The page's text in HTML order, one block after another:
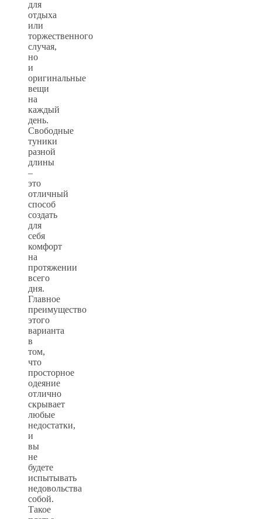
для
отдыха
или
торжественного
случая,
но
и
оригинальные
вещи
на
каждый
день.
Свободные
туники
разной
длины
–
это
отличный
способ
создать
для
себя
комфорт
на
протяжении
всего
дня.
Главное
преимущество
этого
варианта
в
том,
что
просторное
одеяние
отлично
скрывает
любые
недостатки,
и
вы
не
будете
испытывать
недовольства
собой.
Такое